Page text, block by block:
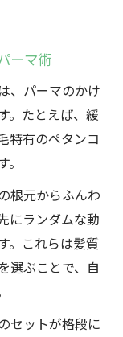
ンジ術
ント解説
ンセリング
マの併用法
れるかの目安
ーマ術
、パーマのかけ
。たとえば、緩
特有のペタンコ
根元からふんわ
にランダムな動
。これらは髪質
選ぶことで、自
セットが格段に